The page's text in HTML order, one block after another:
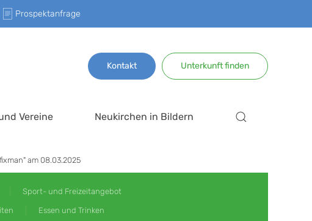
Prospektanfrage
Kontakt Unterkunft finden
Vereine Neukirchen in Bildern
am 08.03.2025
Sport- und Freizeitangebot
Essen und Trinken